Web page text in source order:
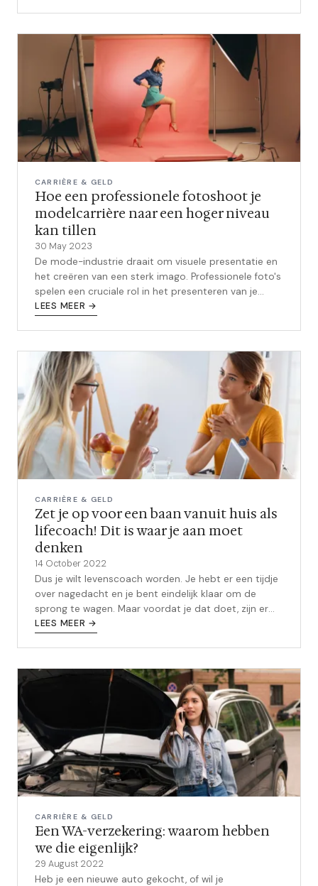
CARRIÈRE & GELD
Hoe een professionele fotoshoot je
modelcarrière naar een hoger niveau
kan tillen
30 May 2023
De mode-industrie draait om visuele presentatie en
het creëren van een sterk imago. Professionele foto's
spelen een cruciale rol in het presenteren van je
talent, stijl en merk aan...
LEES MEER →
CARRIÈRE & GELD
Zet je op voor een baan vanuit huis als
lifecoach! Dit is waar je aan moet
denken
14 October 2022
Dus je wilt levenscoach worden. Je hebt er een tijdje
over nagedacht en je bent eindelijk klaar om de
sprong te wagen. Maar voordat je dat doet, zijn er
een paar dingen die je eers...
LEES MEER →
CARRIÈRE & GELD
Een WA-verzekering: waarom hebben
we die eigenlijk?
29 August 2022
Heb je een nieuwe auto gekocht, of wil je